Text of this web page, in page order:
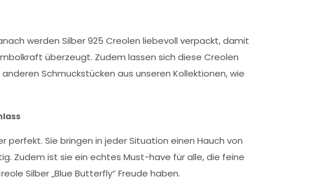
werden Silber 925 Creolen liebevoll verpackt, damit
überzeugt. Zudem lassen sich diese Creolen
Schmuckstücken aus unseren Kollektionen, wie
perfekt. Sie bringen in jeder Situation einen Hauch von
Zudem ist sie ein echtes Must-have für alle, die feine
Silber „Blue Butterfly“ Freude haben.